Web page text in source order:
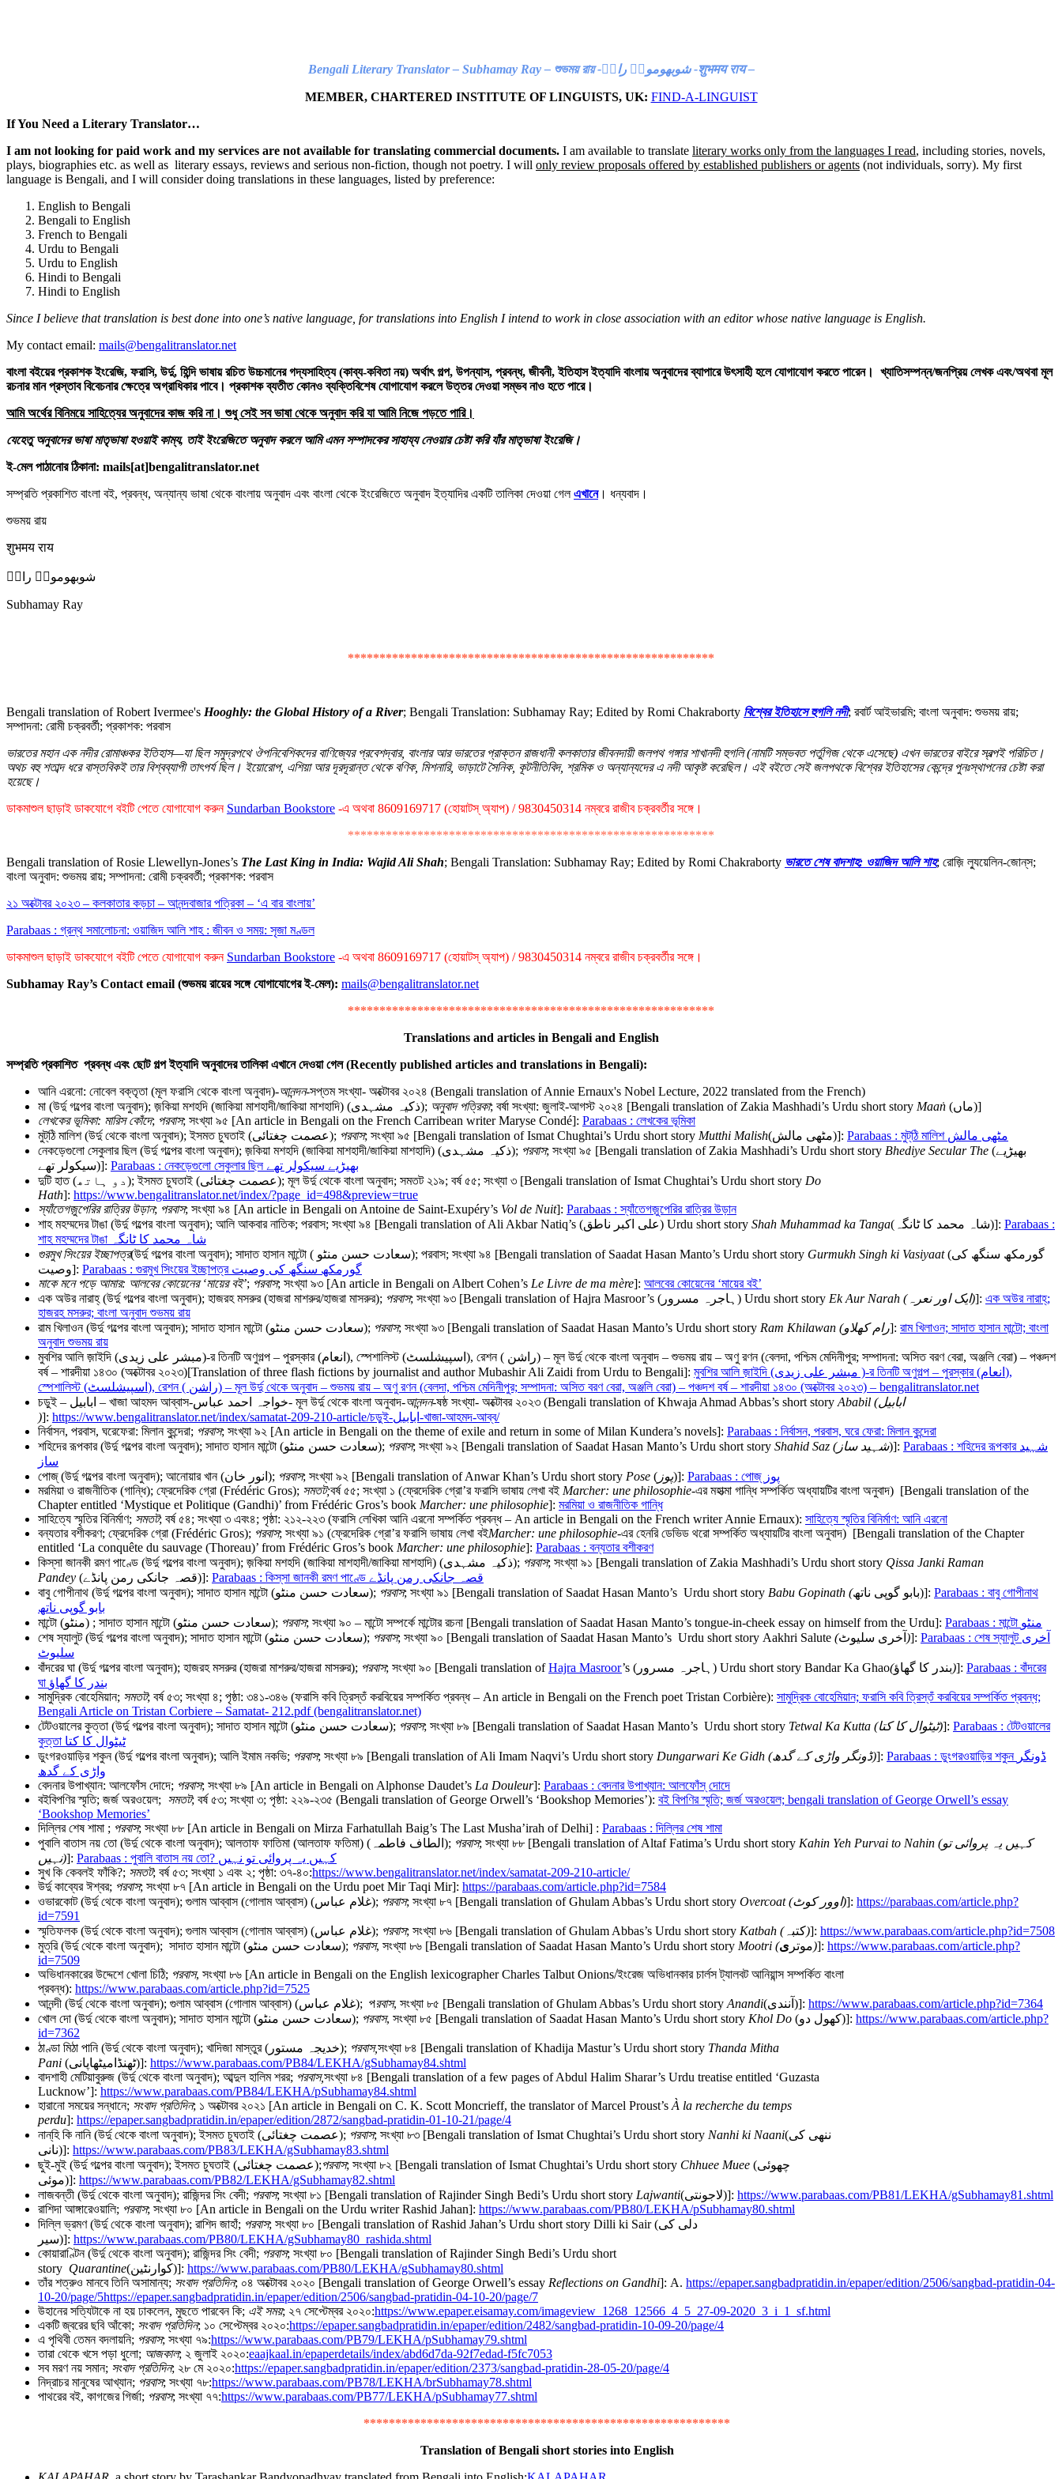
Bengali Literary Translator – Subhamay Ray – শুভময় রায় -شوبھوموےؑ راےؑ-शुभमय राय–
MEMBER, CHARTERED INSTITUTE OF LINGUISTS, UK: FIND-A-LINGUIST
If You Need a Literary Translator…
I am not looking for paid work and my services are not available for translating commercial documents. I am available to translate literary works only from the languages I read, including stories, novels,
plays, biographies etc. as well as literary essays, reviews and serious non-fiction, though not poetry. I will only review proposals offered by established publishers or agents (not individuals, sorry). My first
language is Bengali, and I will consider doing translations in these languages, listed by preference:
English to Bengali
Bengali to English
French to Bengali
Urdu to Bengali
Urdu to English
Hindi to Bengali
Hindi to English
Since I believe that translation is best done into one’s native language, for translations into English I intend to work in close association with an editor whose native language is English.
My contact email: mails@bengalitranslator.net
বাংলা বইয়ের প্রকাশক ইংরেজি, ফরাসি, উর্দু, হিন্দি ভাষায় রচিত উচ্চমানের গদ্যসাহিত্য (কাব্য-কবিতা নয়) অর্থাৎ গল্প, উপন্যাস, প্রবন্ধ, জীবনী,ইতিহাস ইত্যাদি বাংলায় অনুবাদের ব্যাপারে উৎসাহী হলে যোগাযোগ করতে পারেন।
খ্যাতিসম্পন্ন/জনপ্রিয় লেখক এবং/অথবা মূল
রচনার মান প্রস্তাব বিবেচনার ক্ষেত্রে অগ্রাধিকার পাবে। প্রকাশক ব্যতীত কোনও ব্যক্তিবিশেষ যোগাযোগ করলে উত্তর দেওয়া সম্ভব নাও হতে পারে।
আমি অর্থের বিনিময়ে সাহিত্যের অনুবাদের কাজ করি না। শুধু সেই সব ভাষা থেকে অনুবাদ করি যা আমি নিজে পড়তে পারি।
যেহেতু অনুবাদের ভাষা মাতৃভাষা হওয়াই কাম্য, তাই ইংরেজিতে অনুবাদ করলে আমি এমন সম্পাদকের সাহায্য নেওয়ার চেষ্টা করি যাঁর মাতৃভাষা ইংরেজি।
ই-মেল পাঠানোর ঠিকানা: mails[at]bengalitranslator.net
সম্প্রতি প্রকাশিত বাংলা বই, প্রবন্ধ, অন্যান্য ভাষা থেকে বাংলায় অনুবাদ এবং বাংলা থেকে ইংরেজিতে অনুবাদ ইত্যাদির একটি তালিকা দেওয়া গেলএখানে। ধন্যবাদ।
শুভময় রায়
शुभमय राय
شوبھوموےؑ راےؑ
Subhamay Ray
**********************************************************
Bengali translation of Robert Ivermee's Hooghly: the Global History of a River; Bengali Translation: Subhamay Ray; Edited by Romi Chakraborty বিশ্বের ইতিহাসে হুগলি নদী; রবার্ট আইভারমি; বাংলা অনুবাদ: শুভময় রায়;
সম্পাদনা: রোমী চক্রবর্তী; প্রকাশক: পরবাস
ভারতের মহান এক নদীর রোমাঞ্চকর ইতিহাস—যা ছিল সমুদ্রপথে ঔপনিবেশিকদের বাণিজ্যের প্রবেশদ্বার, বাংলার আর ভারতের প্রাক্তন রাজধানী কলকাতার জীবনদায়ী জলপথ গঙ্গার শাখানদী হুগলি (নামটি সম্ভবত পর্তুগিজ থেকে এসেছে) এখন ভারতের বাইরে স্বল্পই পরিচিত।
অথচ বহু শতাব্দ ধরে বাস্তবিকই তার বিশ্বব্যাপী তাৎপর্য ছিল। ইয়োরোপ, এশিয়া আর দূরদূরান্ত থেকে বণিক, মিশনারি, ভাড়াটে সৈনিক, কূটনীতিবিদ, শ্রমিক ও অন্যান্যদের এ নদী আকৃষ্ট করেছিল। এই বইতে সেই জলপথকে বিশ্বের ইতিহাসের কেন্দ্রে পুনঃস্থাপনের চেষ্টা করা
হয়েছে।
ডাকমাশুল ছাড়াই ডাকযোগে বইটি পেতে যোগাযোগ করুন Sundarban Bookstore -এ অথবা 8609169717 (হোয়াটস্‌ অ্যাপ) / 9830450314 নম্বরে রাজীব চক্রবর্তীর সঙ্গে।
**********************************************************
Bengali translation of Rosie Llewellyn-Jones’s The Last King in India: Wajid Ali Shah; Bengali Translation: Subhamay Ray; Edited by Romi Chakraborty ভারতে শেষ বাদশাহ: ওয়াজিদ আলি শাহ; রোজ়ি ল্যুয়েলিন-জোন্‌স;
বাংলা অনুবাদ: শুভময় রায়; সম্পাদনা: রোমী চক্রবর্তী; প্রকাশক: পরবাস
২১ অক্টোবর ২০২৩ – কলকাতার কড়চা – আনন্দবাজার পত্রিকা – ‘এ বার বাংলায়’
Parabaas : গ্রন্থ সমালোচনা: ওয়াজিদ আলি শাহ : জীবন ও সময়: সৃজা মণ্ডল
ডাকমাশুল ছাড়াই ডাকযোগে বইটি পেতে যোগাযোগ করুন Sundarban Bookstore -এ অথবা 8609169717 (হোয়াটস্‌ অ্যাপ) / 9830450314 নম্বরে রাজীব চক্রবর্তীর সঙ্গে।
Subhamay Ray’s Contact email (শুভময় রায়ের সঙ্গে যোগাযোগের ই-মেল): mails@bengalitranslator.net
**********************************************************
Translations and articles in Bengali and English
সম্প্রতি প্রকাশিত প্রবন্ধ এবং ছোট গল্প ইত্যাদি অনুবাদের তালিকা এখানে দেওয়া গেল (Recently published articles and translations in Bengali):
আনি এরনো: নোবেল বক্তৃতা (মূল ফরাসি থেকে বাংলা অনুবাদ)-আনন্দন-সপ্তম সংখ্যা- অক্টোবর ২০২৪ (Bengali translation of Annie Ernaux's Nobel Lecture, 2022 translated from the French)
মা (উর্দু গল্পের বাংলা অনুবাদ); জ়কিয়া মশহদি (জাকিয়া মাশহাদী/জাকিয়া মাশহাদি) (ذکیہ مشہدی); অনুবাদ পত্রিকা; বর্ষা সংখ্যা: জুলাই-আগস্ট ২০২৪ [Bengali translation of Zakia Mashhadi’s Urdu short story Maaṅ
(ماں)]
লেখকের ভূমিকা: মারিস কোঁদে; পরবাস; সংখ্যা ৯৫ [An article in Bengali on the French Carribean writer Maryse Condé]: Parabaas : লেখকের ভূমিকা
মুট্‌ঠি মালিশ (উর্দু থেকে বাংলা অনুবাদ); ইসমত চুঘতাই (عصمت چغتائی); পরবাস; সংখ্যা ৯৫ [Bengali translation of Ismat Chughtai’s Urdu short story Mutthi Malish (مٹھی مالش)]:
Parabaas : মুট্‌ঠি মালিশ مٹھی مالش
নেকড়েগুলো সেকুলার ছিল (উর্দু গল্পের বাংলা অনুবাদ); জ়কিয়া মশহদি (জাকিয়া মাশহাদী/জাকিয়া মাশহাদি) (ذکیہ مشہدی); পরবাস; সংখ্যা ৯৫ [Bengali translation of Zakia Mashhadi’s Urdu short story Bhediye Secular The (بھیڑیے
سیکولر تھے)]:
Parabaas : নেকড়েগুলো সেকুলার ছিল بھیڑیے سیکولر تھے
দুটি হাত (دو ہاتھ); ইসমত চুঘতাই (عصمت چغتائی); মূল উর্দু থেকে বাংলা অনুবাদ; সমতট ২১৯; বর্ষ ৫৫; সংখ্যা ৩ [Bengali translation of Ismat Chughtai’s Urdu short story Do
Hath]: https://www.bengalitranslator.net/index/?page_id=498&preview=true
স্যাঁতেগজ়ুপেরির রাত্রির উড়ান; পরবাস; সংখ্যা ৯৪ [An article in Bengali on Antoine de Saint-Exupéry’s Vol de Nuit]: Parabaas : স্যাঁতেগজ়ুপেরির রাত্রির উড়ান
শাহ মহম্মদের টাঙা (উর্দু গল্পের বাংলা অনুবাদ); আলি আকবার নাতিক; পরবাস; সংখ্যা ৯৪ [Bengali translation of Ali Akbar Natiq’s (علی اکبر ناطق) Urdu short story Shah Muhammad ka Tanga (شاہ محمد کا ٹانگہ)]: Parabaas :
শাহ মহম্মদের টাঙা شاہ محمد کا ٹانگہ
গুরমুখ সিংয়ের ইচ্ছাপত্র
(উর্দু গল্পের বাংলা অনুবাদ); সাদাত হাসান মান্টো ( سعادت حسن منٹو); পরবাস; সংখ্যা ৯৪ [Bengali translation of Saadat Hasan Manto’s Urdu short story Gurmukh Singh ki Vasiyaat(گورمکھ سنگھ کی
وصیت]:
Parabaas : গুরমুখ সিংয়ের ইচ্ছাপত্র گورمکھ سنگھ کی وصیت
মাকে মনে পড়ে আমার: আলবের কোয়েনের‘মায়ের বই’; পরবাস; সংখ্যা ৯৩ [An article in Bengali on Albert Cohen’s Le Livre de ma mère]: আলবের কোয়েনের ‘মায়ের বই’
এক অউর নারাহ্‌ (উর্দু গল্পের বাংলা অনুবাদ); হাজরহ মসরুর (হাজরা মাশরুর/হাজরা মাসরুর); পরবাস ; সংখ্যা ৯৩ [Bengali translation of Hajra Masroor’s (ہاجرہ مسرور) Urdu short story Ek Aur Narah (ایک اور نعرہ)]: এক অউর নারাহ্‌;
হাজরহ মসরুর; বাংলা অনুবাদ শুভময় রায়
রাম খিলাওন (উর্দু গল্পের বাংলা অনুবাদ); সাদাত হাসান মান্টো (سعادت حسن منٹو); পরবাস; সংখ্যা ৯৩ [Bengali translation of Saadat Hasan Manto’s Urdu short story Ram Khilawan (رام کھلاو]: রাম খিলাওন; সাদাত হাসান মান্টো; বাংলা
অনুবাদ শুভময় রায়
মুবশির আলি জ়াইদি (مبشر علی زیدی)-র তিনটি অণুগল্প – পুরস্কার (انعام), স্পেশালিস্ট (اسپیشلسٹ), রেশন ( راشن) – মূল উর্দু থেকে বাংলা অনুবাদ – শুভময় রায় – অণু রণন (বেলদা, পশ্চিম মেদিনীপুর; সম্পাদনা: অসিত বরণ বেরা, অঞ্জলি বেরা) – পঞ্চদশ
বর্ষ – শারদীয়া ১৪৩০ (অক্টোবর ২০২৩)[Translation of three flash fictions by journalist and author Mubashir Ali Zaidi from Urdu to Bengali]: মুবশির আলি জ়াইদি (مبشر علی زیدی )-র তিনটি অণুগল্প – পুরস্কার (انعام),
স্পেশালিস্ট (اسپیشلسٹ), রেশন ( راشن) – মূল উর্দু থেকে অনুবাদ – শুভময় রায় – অণু রণন (বেলদা, পশ্চিম মেদিনীপুর; সম্পাদনা: অসিত বরণ বেরা, অঞ্জলি বেরা) – পঞ্চদশ বর্ষ – শারদীয়া ১৪৩০ (অক্টোবর ২০২৩) – bengalitranslator.net
চড়ুই – ابابیل – খাজা আহমদ আব্বাস-خواجہ احمد عباس- মূল উর্দু থেকে বাংলা অনুবাদ-আনন্দন-ষষ্ঠ সংখ্যা- অক্টোবর ২০২৩ (Bengali translation of Khwaja Ahmad Abbas’s short story Ababil (ابابیل
)]:
https://www.bengalitranslator.net/index/samatat-209-210-article/চড়ুই-ابابیل-খাজা-আহমদ-আব্ব/
নির্বাসন, পরবাস, ঘরেফেরা: মিলান কুন্দেরা; পরবাস; সংখ্যা ৯২ [An article in Bengali on the theme of exile and return in some of Milan Kundera’s novels]: Parabaas : নির্বাসন, পরবাস, ঘরে ফেরা: মিলান কুন্দেরা
শহিদের রূপকার (উর্দু গল্পের বাংলা অনুবাদ); সাদাত হাসান মান্টো (سعادت حسن منٹو); পরবাস; সংখ্যা ৯২ [Bengali translation of Saadat Hasan Manto’s Urdu short story Shahid Saz (شہید ساز)]: Parabaas : শহিদের রূপকার شہید
ساز
পোজ্‌ (উর্দু গল্পের বাংলা অনুবাদ); আনোয়ার খান (انور خان); পরবাস; সংখ্যা ৯২ [Bengali translation of Anwar Khan’s Urdu short story Pose ( پوز)]:
Parabaas : পোজ্‌ پوز
মরমিয়া ও রাজনীতিক (গান্ধি); ফ্রেদেরিক গ্রো (Frédéric Gros); সমতট;বর্ষ ৫৫; সংখ্যা ১ (ফ্রেদেরিক গ্রো’র ফরাসি ভাষায় লেখা বই Marcher: une philosophie-এর মহাত্মা গান্ধি সম্পর্কিত অধ্যায়টির বাংলা অনুবাদ) [Bengali translation of the
Chapter entitled ‘Mystique et Politique (Gandhi)’ from Frédéric Gros’s book Marcher: une philosophie]: মরমিয়া ও রাজনীতিক গান্ধি
সাহিত্যে স্মৃতির বিনির্মাণ; সমতট; বর্ষ ৫৪; সংখ্যা ৩ এবং৪; পৃষ্ঠা: ২১২-২২৩ (ফরাসি লেখিকা আনি এরনো সম্পর্কিত প্রবন্ধ – An article in Bengali on the French writer Annie Ernaux): সাহিত্যে স্মৃতির বিনির্মাণ: আনি এরনো
বন্যতার বশীকরণ; ফ্রেদেরিক গ্রো (Frédéric Gros); পরবাস; সংখ্যা ৯১ (ফ্রেদেরিক গ্রো’র ফরাসি ভাষায় লেখা বইMarcher: une philosophie-এর হেনরি ডেভিড থরো সম্পর্কিত অধ্যায়টির বাংলা অনুবাদ) [Bengali translation of the Chapter
entitled ‘La conquête du sauvage (Thoreau)’ from Frédéric Gros’s book Marcher: une philosophie]: Parabaas : বন্যতার বশীকরণ
কিস্‌সা জানকী রমণ পাণ্ডে (উর্দু গল্পের বাংলা অনুবাদ); জ়কিয়া মশহদি (জাকিয়া মাশহাদী/জাকিয়া মাশহাদি) (ذکیہ مشہدی); পরবাস; সংখ্যা ৯১ [Bengali translation of Zakia Mashhadi’s Urdu short story Qissa Janki Raman
Pandey
(قصہ جانکی رمن پانڈے)]:
Parabaas : কিস্‌সা জানকী রমণ পাণ্ডে قصہ جانکی رمن پانڈے
বাবু গোপীনাথ (উর্দু গল্পের বাংলা অনুবাদ); সাদাত হাসান মান্টো (سعادت حسن منٹو); পরবাস; সংখ্যা ৯১ [Bengali translation of Saadat Hasan Manto’s Urdu short story Babu Gopinath ( بابو گوپی ناتھ)]: Parabaas : বাবু গোপীনাথ
بابو گوپی ناتھ
মান্টো (منٹو) ; সাদাত হাসান মান্টো (سعادت حسن منٹو); পরবাস; সংখ্যা ৯০ – মান্টো সম্পর্কে মান্টোর রচনা [Bengali translation of Saadat Hasan Manto’s tongue-in-cheek essay on himself from the Urdu]:
Parabaas : মান্টো منٹو
শেষ স্যালুট (উর্দু গল্পের বাংলা অনুবাদ); সাদাত হাসান মান্টো (سعادت حسن منٹو); পরবাস; সংখ্যা ৯০ [Bengali translation of Saadat Hasan Manto’s Urdu short story Aakhri Salute (آخری سلیوٹ )]: Parabaas : শেষ স্যালুট آخری
سلیوٹ
বাঁদরের ঘা (উর্দু গল্পের বাংলা অনুবাদ); হাজরহ মসরুর (হাজরা মাশরুর/হাজরা মাসরুর); পরবাস; সংখ্যা ৯০ [Bengali translation ofHajra Masroor ’s (ہاجرہ مسرور) Urdu short story Bandar Ka Ghao(بندر کا گھاؤ)]: Parabaas : বাঁদরের
ঘা بندر کا گھاؤ
সামুদ্রিক বোহেমিয়ান; সমতট; বর্ষ ৫৩; সংখ্যা ৪; পৃষ্ঠা: ৩৪১-৩৪৬ (ফরাসি কবি ত্রিস্তঁ করবিয়ের সম্পর্কিত প্রবন্ধ – An article in Bengali on the French poet Tristan Corbière): সামুদ্রিক বোহেমিয়ান; ফরাসি কবি ত্রিস্তঁ করবিয়ের সম্পর্কিত প্রবন্ধ;
Bengali Article on Tristan Corbiere – Samatat- 212.pdf (bengalitranslator.net)
টেটওয়ালের কুত্তা (উর্দু গল্পের বাংলা অনুবাদ); সাদাত হাসান মান্টো (سعادت حسن منٹو); পরবাস; সংখ্যা ৮৯ [Bengali translation of Saadat Hasan Manto’s Urdu short story Tetwal Ka Kutta (ٹیٹوال کا کتا)]: Parabaas : টেটওয়ালের
কুত্তা ٹیٹوال کا کتا
ডুংগরওয়াড়ির শকুন (উর্দু গল্পের বাংলা অনুবাদ); আলি ইমাম নকভি; পরবাস; সংখ্যা ৮৯ [Bengali translation of Ali Imam Naqvi’s Urdu short story Dungarwari Ke Gidh (ڈونگر واڑی کے گدھ)]: Parabaas : ডুংগরওয়াড়ির শকুন ڈونگر
واڑی کے گدھ
বেদনার উপাখ্যান: আলফোঁস দোদে; পরবাস; সংখ্যা ৮৯ [An article in Bengali on Alphonse Daudet’s La Douleur]: Parabaas : বেদনার উপাখ্যান: আলফোঁস্‌ দোদে
বইবিপণির স্মৃতি; জর্জ অরওয়েল; সমতট; বর্ষ ৫৩; সংখ্যা ৩; পৃষ্ঠা: ২২৯-২৩৫ (Bengali translation of George Orwell’s ‘Bookshop Memories’): বই বিপণির স্মৃতি; জর্জ অরওয়েল; bengali translation of George Orwell’s essay
‘Bookshop Memories’
দিল্লির শেষ শামা ; পরবাস; সংখ্যা ৮৮ [An article in Bengali on Mirza Farhatullah Baig’s The Last Musha’irah of Delhi] : Parabaas : দিল্লির শেষ শামা
পুবালি বাতাস নয় তো (উর্দু থেকে বাংলা অনুবাদ); আলতাফ ফাতিমা (আলতাফ ফতিমা) (الطاف فاطمہ); পরবাস; সংখ্যা ৮৮ [Bengali translation of Altaf Fatima’s Urdu short story Kahin Yeh Purvai to Nahin (کہیں یہ پروائی تو
نہیں)]:
Parabaas : পুবালি বাতাস নয় তো? کہیں یہ پروائی تو نہیں
সুখ কি কেবলই ফাঁকি?; সমতট; বর্ষ ৫৩; সংখ্যা ১ এবং ২; পৃষ্ঠা: ৩৭-৪০:https://www.bengalitranslator.net/index/samatat-209-210-article/
উর্দু কাব্যের ঈশ্বর; পরবাস; সংখ্যা ৮৭ [An article in Bengali on the Urdu poet Mir Taqi Mir]: https://parabaas.com/article.php?id=7584
ওভারকোট (উর্দু থেকে বাংলা অনুবাদ); গুলাম আব্বাস (গোলাম আব্বাস) (غلام عباس); পরবাস; সংখ্যা ৮৭ [Bengali translation of Ghulam Abbas’s Urdu short story Overcoat (اوور کوٹ)]: https://parabaas.com/article.php?
id=7591
স্মৃতিফলক (উর্দু থেকে বাংলা অনুবাদ); গুলাম আব্বাস (গোলাম আব্বাস) (غلام عباس); পরবাস; সংখ্যা ৮৬ [Bengali translation of Ghulam Abbas’s Urdu short story Katbah (کتبہ)]: https://www.parabaas.com/article.php?id=7508
মুত্‌রি (উর্দু থেকে বাংলা অনুবাদ); সাদাত হাসান মান্টো (سعادت حسن منٹو); পরবাস, সংখ্যা ৮৬ [Bengali translation of Saadat Hasan Manto’s Urdu short story Mootri ( موتر ی )]: https://www.parabaas.com/article.php?
id=7509
অভিধানকারের উদ্দেশে খোলা চিঠি; পরবাস, সংখ্যা ৮৬ [An article in Bengali on the English lexicographer Charles Talbut Onions/ইংরেজ অভিধানকার চার্লস ট্যালবট আনিয়ান্স সম্পর্কিত বাংলা
প্রবন্ধ): https://www.parabaas.com/article.php?id=7525
আনন্দী (উর্দু থেকে বাংলা অনুবাদ); গুলাম আব্বাস (গোলাম আব্বাস) (غلام عباس); পরবাস, সংখ্যা ৮৫ [Bengali translation of Ghulam Abbas’s Urdu short story Anandi (آنندی)]: https://www.parabaas.com/article.php?id=7364
খোল দো (উর্দু থেকে বাংলা অনুবাদ); সাদাত হাসান মান্টো (سعادت حسن منٹو); পরবাস, সংখ্যা ৮৫ [Bengali translation of Saadat Hasan Manto’s Urdu short story Khol Do (کھول دو)]: https://www.parabaas.com/article.php?
id=7362
ঠাণ্ডা মিঠা পানি (উর্দু থেকে বাংলা অনুবাদ); খাদিজা মাস্তুর (خدیجہ مستور); পরবাস,সংখ্যা ৮৪ [Bengali translation of Khadija Mastur’s Urdu short story Thanda Mitha
Pani
(ٹھنڈامیٹھاپانی)]: https://www.parabaas.com/PB84/LEKHA/gSubhamay84.shtml
বাদশাহী মেটিয়াবুরুজ (উর্দু থেকে বাংলা অনুবাদ); আব্দুল হালিম শরর; পরবাস,সংখ্যা ৮৪ [Bengali translation of a few pages of Abdul Halim Sharar’s Urdu treatise entitled ‘Guzasta
Lucknow’]: https://www.parabaas.com/PB84/LEKHA/pSubhamay84.shtml
হারানো সময়ের সন্ধানে; সংবাদ প্রতিদিন; ১ অক্টোবর ২০২১ [An article in Bengali on C. K. Scott Moncrieff, the translator of Marcel Proust’s À la recherche du temps
perdu]: https://epaper.sangbadpratidin.in/epaper/edition/2872/sangbad-pratidin-01-10-21/page/4
নান্‌হি কি নানি (উর্দু থেকে বাংলা অনুবাদ); ইসমত চুঘতাই (عصمت چغتائی); পরবাস; সংখ্যা ৮৩ [Bengali translation of Ismat Chughtai’s Urdu short story Nanhi ki Naani(ننھی کی
نانی)]: https://www.parabaas.com/PB83/LEKHA/gSubhamay83.shtml
ছুই-মুই (উর্দু গল্পের বাংলা অনুবাদ); ইসমত চুঘতাই (عصمت چغتائی);পরবাস; সংখ্যা ৮২ [Bengali translation of Ismat Chughtai’s Urdu short story Chhuee Muee (چھوئی
موئی)]: https://www.parabaas.com/PB82/LEKHA/gSubhamay82.shtml
লাজবন্তী (উর্দু থেকে বাংলা অনুবাদ); রাজিন্দর সিং বেদী; পরবাস; সংখ্যা ৮১ [Bengali translation of Rajinder Singh Bedi’s Urdu short story Lajwanti (لاجونتی)]: https://www.parabaas.com/PB81/LEKHA/gSubhamay81.shtml
রাশিদা আঙ্গারেওয়ালি; পরবাস; সংখ্যা ৮০ [An article in Bengali on the Urdu writer Rashid Jahan]: https://www.parabaas.com/PB80/LEKHA/pSubhamay80.shtml
দিল্লি ভ্রমণ (উর্দু থেকে বাংলা অনুবাদ); রাশিদ জাহাঁ; পরবাস; সংখ্যা ৮০ [Bengali translation of Rashid Jahan’s Urdu short story Dilli ki Sair (دلی کی
سیر)]: https://www.parabaas.com/PB80/LEKHA/gSubhamay80_rashida.shtml
কোয়ারাণ্টিন (উর্দু থেকে বাংলা অনুবাদ); রাজিন্দর সিং বেদী; পরবাস; সংখ্যা ৮০ [Bengali translation of Rajinder Singh Bedi’s Urdu short
story Quarantine (کوارنٹین)]: https://www.parabaas.com/PB80/LEKHA/gSubhamay80.shtml
তাঁর শত্রুও মানবে তিনি অসামান্য; সংবাদ প্রতিদিন; ০৪ অক্টোবর ২০২০ [Bengali translation of George Orwell’s essay Reflections on Gandhi]: A. https://epaper.sangbadpratidin.in/epaper/edition/2506/sangbad-pratidin-04-
10-20/page/5https://epaper.sangbadpratidin.in/epaper/edition/2506/sangbad-pratidin-04-10-20/page/7
উহানের সত্যিটাকে না হয় ঢাকলেন, মুছতে পারবেন কি; এই সময়; ২৭ সেপ্টেম্বর ২০২০:https://www.epaper.eisamay.com/imageview_1268_12566_4_5_27-09-2020_3_i_1_sf.html
একটি জ্বরের ছবি আঁকো; সংবাদ প্রতিদিন; ১০ সেপ্টেম্বর ২০২০:https://epaper.sangbadpratidin.in/epaper/edition/2482/sangbad-pratidin-10-09-20/page/4
এ পৃথিবী তেমন বদলায়নি; পরবাস; সংখ্যা ৭৯:https://www.parabaas.com/PB79/LEKHA/pSubhamay79.shtml
তারা থেকে খসে পড়া ধুলো; আজকাল; ২ জুলাই ২০২০:eaajkaal.in/epaperdetails/index/abd6d7da-92f7edad-f5fc7053
সব মরণ নয় সমান; সংবাদ প্রতিদিন; ২৮ মে ২০২০:https://epaper.sangbadpratidin.in/epaper/edition/2373/sangbad-pratidin-28-05-20/page/4
নিদ্রাচর মানুষের আখ্যান; পরবাস; সংখ্যা ৭৮:https://www.parabaas.com/PB78/LEKHA/brSubhamay78.shtml
পাথরের বই, কাগজের গির্জা; পরবাস; সংখ্যা ৭৭:https://www.parabaas.com/PB77/LEKHA/pSubhamay77.shtml
**********************************************************
Translation of Bengali short stories into English